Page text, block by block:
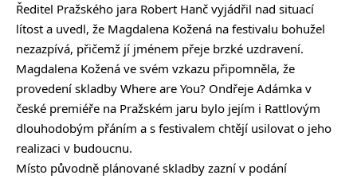
Ředitel Pražského jara Robert Hanč vyjádřil nad situací
lítost a uvedl, že Magdalena Kožená na festivalu bohužel
nezazpívá, přičemž jí jménem přeje brzké uzdravení.
Magdalena Kožená ve svém vzkazu připomněla, že
provedení skladby Where are You? Ondřeje Adámka v
české premiéře na Pražském jaru bylo jejím i Rattlovým
dlouhodobým přáním a s festivalem chtějí usilovat o jeho
realizaci v budoucnu.
Místo původně plánované skladby zazní v podání